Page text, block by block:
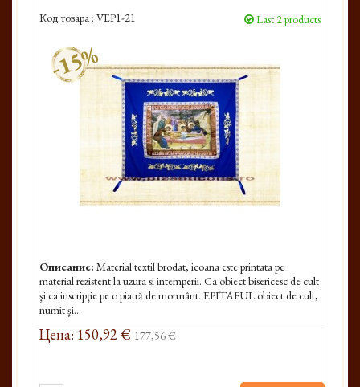
Код товара : VEP1-21 Last 2 products
-15%
Описание: Material textil brodat, icoana este printata pe
material rezistent la uzura si intemperii. Ca obiect bisericesc de cult
şi ca inscripţie pe o piatră de mormânt. EPITAFUL obiect de cult,
numit şi...
Цена: 150,92 € 177,56 €